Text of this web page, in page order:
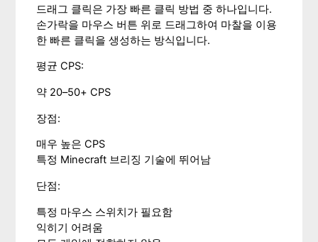
드래그 클릭은 가장 빠른 클릭 방법 중 하나입니다.
손가락을 마우스 버튼 위로 드래그하여 마찰을 이용
한 빠른 클릭을 생성하는 방식입니다.
평균 CPS:
약 20–50+ CPS
장점:
매우 높은 CPS
특정 Minecraft 브리징 기술에 뛰어남
단점:
특정 마우스 스위치가 필요함
익히기 어려움